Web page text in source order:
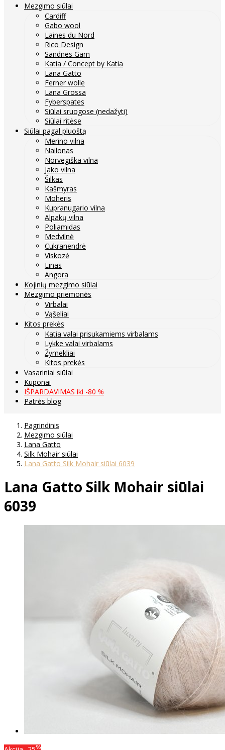
Mezgimo siūlai
Cardiff
Gabo wool
Laines du Nord
Rico Design
Sandnes Garn
Katia / Concept by Katia
Lana Gatto
Ferner wolle
Lana Grossa
Fyberspates
Siūlai sruogose (nedažyti)
Siūlai ritėse
Siūlai pagal pluoštą
Merino vilna
Nailonas
Norvegiška vilna
Jako vilna
Šilkas
Kašmyras
Moheris
Kupranugario vilna
Alpakų vilna
Poliamidas
Medvilnė
Cukranendrė
Viskozė
Linas
Angora
Kojinių mezgimo siūlai
Mezgimo priemonės
Virbalai
Vąšeliai
Kitos prekės
Katia valai prisukamiems virbalams
Lykke valai virbalams
Žymekliai
Kitos prekės
Vasariniai siūlai
Kuponai
IŠPARDAVIMAS iki -80 %
Patrės blog
Pagrindinis
Mezgimo siūlai
Lana Gatto
Silk Mohair siūlai
Lana Gatto Silk Mohair siūlai 6039
Lana Gatto Silk Mohair siūlai
6039
%